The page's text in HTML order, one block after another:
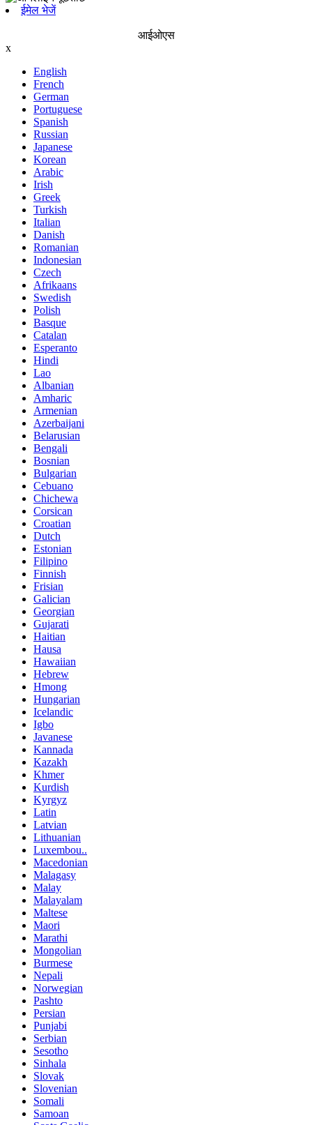
ईमेल भेजें
आईओएस
x
English
French
German
Portuguese
Spanish
Russian
Japanese
Korean
Arabic
Irish
Greek
Turkish
Italian
Danish
Romanian
Indonesian
Czech
Afrikaans
Swedish
Polish
Basque
Catalan
Esperanto
Hindi
Lao
Albanian
Amharic
Armenian
Azerbaijani
Belarusian
Bengali
Bosnian
Bulgarian
Cebuano
Chichewa
Corsican
Croatian
Dutch
Estonian
Filipino
Finnish
Frisian
Galician
Georgian
Gujarati
Haitian
Hausa
Hawaiian
Hebrew
Hmong
Hungarian
Icelandic
Igbo
Javanese
Kannada
Kazakh
Khmer
Kurdish
Kyrgyz
Latin
Latvian
Lithuanian
Luxembou..
Macedonian
Malagasy
Malay
Malayalam
Maltese
Maori
Marathi
Mongolian
Burmese
Nepali
Norwegian
Pashto
Persian
Punjabi
Serbian
Sesotho
Sinhala
Slovak
Slovenian
Somali
Samoan